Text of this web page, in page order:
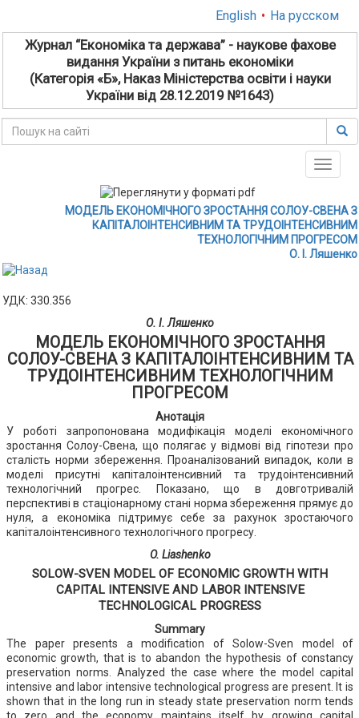
English • На русском
Журнал “Економіка та держава” - наукове фахове
видання України з питань економіки
(Категорія «Б», Наказ Міністерства освіти і науки
України від 28.12.2019 №1643)
Toggle
МОДЕЛЬ ЕКОНОМІЧНОГО ЗРОСТАННЯ СОЛОУ-СВЕНА З
КАПІТАЛОІНТЕНСИВНИМ ТА ТРУДОІНТЕНСИВНИМ
ТЕХНОЛОГІЧНИМ ПРОГРЕСОМ
О. І. Ляшенко
УДК: 330.356
О. І. Ляшенко
МОДЕЛЬ ЕКОНОМІЧНОГО ЗРОСТАННЯ
СОЛОУ-СВЕНА З КАПІТАЛОІНТЕНСИВНИМ ТА
ТРУДОІНТЕНСИВНИМ ТЕХНОЛОГІЧНИМ
ПРОГРЕСОМ
Анотація
У роботі запропонована модифікація моделі економічного
зростання Солоу-Свена, що полягає у відмові від гіпотези про
сталість норми збереження. Проаналізований випадок, коли в
моделі присутні капіталоінтенсивний та трудоінтенсивний
технологічний прогрес. Показано, що в довготривалій
перспективі в стаціонарному стані норма збереження прямує до
нуля, а економіка підтримує себе за рахунок зростаючого
капіталоінтенсивного технологічного прогресу.
O. Liashenko
SOLOW-SVEN MODEL OF ECONOMIC GROWTH WITH
CAPITAL INTENSIVE AND LABOR INTENSIVE
TECHNOLOGICAL PROGRESS
Summary
The paper presents a modification of Solow-Sven model of
economic growth, that is to abandon the hypothesis of constancy
preservation norms. Analyzed the case where the model capital
intensive and labor intensive technological progress are present. It is
shown that in the long run in steady state preservation norm tends
to zero and the economy maintains itself by growing capital